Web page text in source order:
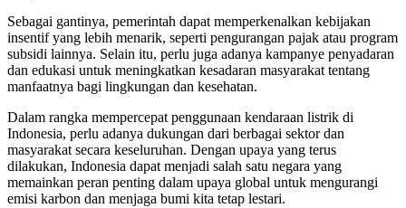
Sebagai gantinya, pemerintah dapat memperkenalkan kebijakan
insentif yang lebih menarik, seperti pengurangan pajak atau program
subsidi lainnya. Selain itu, perlu juga adanya kampanye penyadaran
dan edukasi untuk meningkatkan kesadaran masyarakat tentang
manfaatnya bagi lingkungan dan kesehatan.
Dalam rangka mempercepat penggunaan kendaraan listrik di
Indonesia, perlu adanya dukungan dari berbagai sektor dan
masyarakat secara keseluruhan. Dengan upaya yang terus
dilakukan, Indonesia dapat menjadi salah satu negara yang
memainkan peran penting dalam upaya global untuk mengurangi
emisi karbon dan menjaga bumi kita tetap lestari.